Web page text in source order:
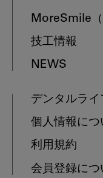
MoreSmile
技工情報
NEWS
デンタルライ
個人情報につ
利用規約
会員登録につ